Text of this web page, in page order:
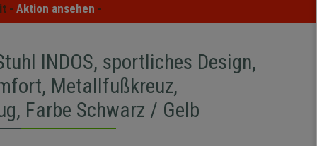
- Aktion ansehen -
INDOS, sportliches Design,
Metallfußkreuz,
Farbe Schwarz / Gelb